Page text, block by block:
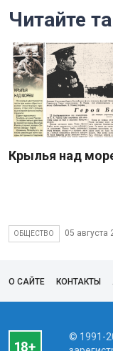
Читайте
Крылья над
ОБЩЕСТВО 05 августа
О САЙТЕ КОНТАКТЫ
© 1991-